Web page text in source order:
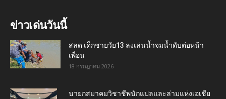
ข่าวเด่นวันนี้
สลด เด็กชายวัย13 ลงเล่นน้ำจมน้ำดับต่อหน้า
เพื่อน
18 กรกฎาคม 2026
นายกสมาคมวิชาชีพนักแปลและล่ามแห่งเอเชีย